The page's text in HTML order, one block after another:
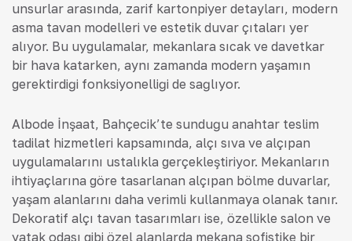
unsurlar arasında, zarif kartonpiyer detayları, modern
asma tavan modelleri ve estetik duvar çıtaları yer
alıyor. Bu uygulamalar, mekanlara sıcak ve davetkar
bir hava katarken, aynı zamanda modern yaşamın
gerektirdiği fonksiyonelliği de sağlıyor.
Albode İnşaat, Bahçecik’te sunduğu anahtar teslim
tadilat hizmetleri kapsamında, alçı sıva ve alçıpan
uygulamalarını ustalıkla gerçekleştiriyor. Mekanların
ihtiyaçlarına göre tasarlanan alçıpan bölme duvarlar,
yaşam alanlarını daha verimli kullanmaya olanak tanır.
Dekoratif alçı tavan tasarımları ise, özellikle salon ve
yatak odası gibi özel alanlarda mekana sofistike bir